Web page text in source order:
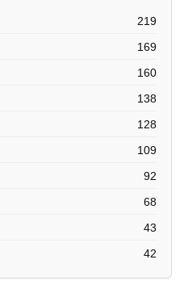
219
169
160
138
128
109
92
68
43
42